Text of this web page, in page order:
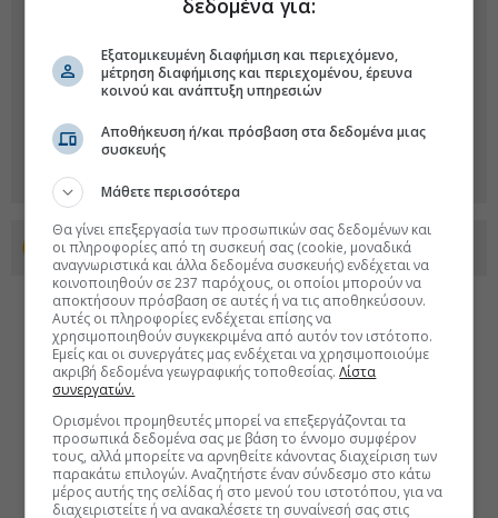
Προσθέστε το euro2day.gr στο Discover
δεδομένα για:
Εξατομικευμένη διαφήμιση και περιεχόμενο,
μέτρηση διαφήμισης και περιεχομένου, έρευνα
κοινού και ανάπτυξη υπηρεσιών
Αποθήκευση ή/και πρόσβαση στα δεδομένα μιας
συσκευής
Μάθετε περισσότερα
Θα γίνει επεξεργασία των προσωπικών σας δεδομένων και
οι πληροφορίες από τη συσκευή σας (cookie, μοναδικά
αναγνωριστικά και άλλα δεδομένα συσκευής) ενδέχεται να
κοινοποιηθούν σε 237 παρόχους, οι οποίοι μπορούν να
αποκτήσουν πρόσβαση σε αυτές ή να τις αποθηκεύσουν.
Αυτές οι πληροφορίες ενδέχεται επίσης να
χρησιμοποιηθούν συγκεκριμένα από αυτόν τον ιστότοπο.
Εμείς και οι συνεργάτες μας ενδέχεται να χρησιμοποιούμε
ακριβή δεδομένα γεωγραφικής τοποθεσίας.Λίστα
συνεργατών.
Ορισμένοι προμηθευτές μπορεί να επεξεργάζονται τα
προσωπικά δεδομένα σας με βάση το έννομο συμφέρον
τους, αλλά μπορείτε να αρνηθείτε κάνοντας διαχείριση των
παρακάτω επιλογών. Αναζητήστε έναν σύνδεσμο στο κάτω
μέρος αυτής της σελίδας ή στο μενού του ιστοτόπου, για να
διαχειριστείτε ή να ανακαλέσετε τη συναίνεσή σας στις